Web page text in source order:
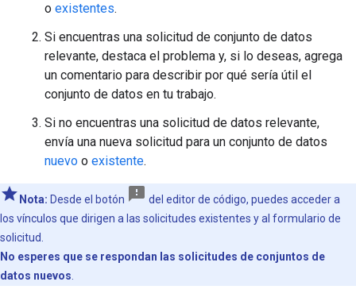
o existentes.
Si encuentras una solicitud de conjunto de datos
relevante, destaca el problema y, si lo deseas, agrega
un comentario para describir por qué sería útil el
conjunto de datos en tu trabajo.
Si no encuentras una solicitud de datos relevante,
envía una nueva solicitud para un conjunto de datos
nuevo o existente.
Nota: Desde el botón
del editor de código, puedes acceder a
los vínculos que dirigen a las solicitudes existentes y al formulario de
solicitud.
No esperes que se respondan las solicitudes de conjuntos de
datos nuevos